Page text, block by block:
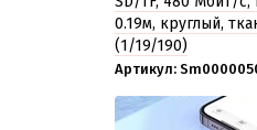
0.19м, круглый,
(1/19/190)
Артикул: